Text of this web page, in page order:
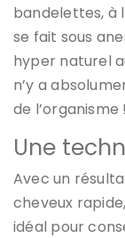
bandelettes, à
se fait sous
hyper naturel
n’y a
de l’organisme !
Une
Avec un
cheveux
idéal pour